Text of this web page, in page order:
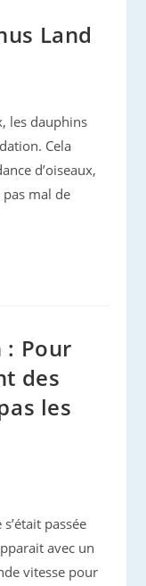
Land
les dauphins
Cela
d’oiseaux,
mal de
: Pour
des
les
passée
avec un
vitesse pour